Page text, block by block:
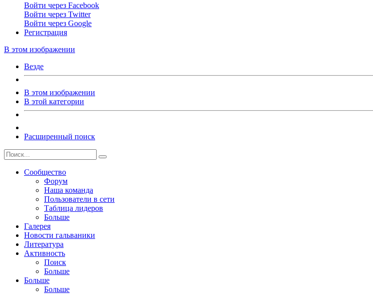
Войти через Facebook
Войти через Twitter
Войти через Google
Регистрация
В этом изображении
Везде
В этом изображении
В этой категории
Расширенный поиск
Сообщество
Форум
Наша команда
Пользователи в сети
Таблица лидеров
Больше
Галерея
Новости гальваники
Литература
Активность
Поиск
Больше
Больше
Больше